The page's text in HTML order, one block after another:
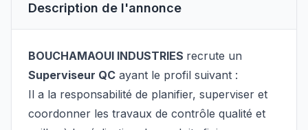
Description de l'annonce
BOUCHAMAOUI INDUSTRIES recrute un
Superviseur QC ayant le profil suivant :
Il a la responsabilité de planifier, superviser et
coordonner les travaux de contrôle qualité et